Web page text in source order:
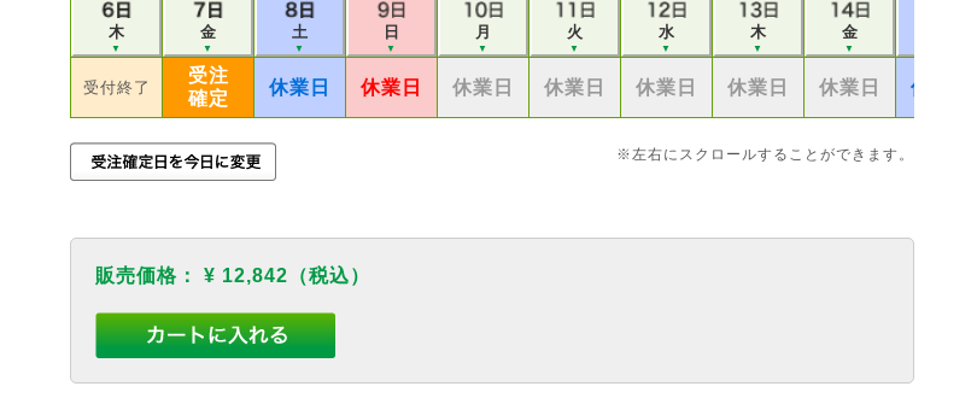
木
▼
金
▼
土
▼
日
▼
月
▼
火
▼
水
▼
木
▼
金
▼
受付終了
受注
確定
休業日 休業日 休業日 休業日 休業日 休業日 休業日 休業日
※左右にスクロールすることができます。
販売価格： ¥ 12,842 （税込）